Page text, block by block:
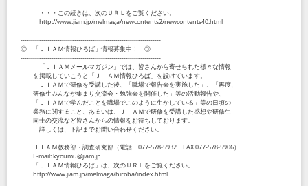
・・・この続きは、次のＵＲＬをご覧ください。
http://www.jiam.jp/melmaga/newcontents2/newcontents40.html
--------------------------------------------------------------------
◎ 「ＪＩＡＭ情報ひろば」情報募集中！ ◎
--------------------------------------------------------------------
「ＪＩＡＭメールマガジン」では、皆さんから寄せられた様々な情報
を掲載していこうと「ＪＩＡＭ情報ひろば」を設けています。
ＪＩＡＭで研修を受講した後、「職場で報告会を実施した」、「再度、
研修生みんなが集まり交流会・勉強会を開催した」等の活動報告や、
「ＪＩＡＭで学んだことを職場でこのように生かしている」等の日頃の
業務に関すること、あるいは、ＪＩＡＭで研修を受講した感想や研修生
同士の交流など皆さんからの情報をお待ちしております。
詳しくは、下記までお問い合わせください。
ＪＩＡＭ教務部・調査研究部（電話 077-578-5932 FAX 077-578-5906）
E-mail: kyoumu@jiam.jp
「ＪＩＡＭ情報ひろば」は、次のＵＲＬをご覧ください。
http://www.jiam.jp/melmaga/hiroba/index.html